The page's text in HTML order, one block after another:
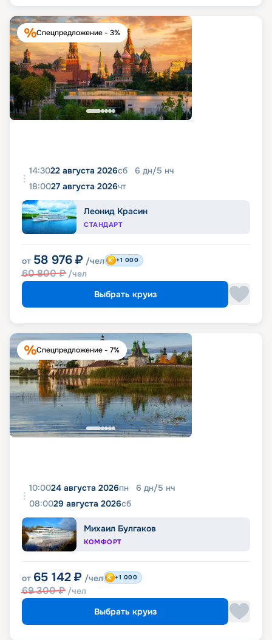
Спецпредложение - 3%
14:3022 августа 2026сб 6 дн/5 нч
18:0027 августа 2026чт
Леонид Красин
СТАНДАРТ
от 58 976 ₽ /чел
60 800₽ /чел
+1 000
Выбрать круиз
Спецпредложение - 7%
10:0024 августа 2026пн 6 дн/5 нч
08:0029 августа 2026сб
Михаил Булгаков
КОМФОРТ
от 65 142 ₽ /чел
69 300₽ /чел
+1 000
Выбрать круиз